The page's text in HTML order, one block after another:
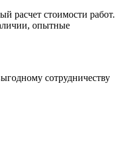
расчет стоимости работ.
опытные